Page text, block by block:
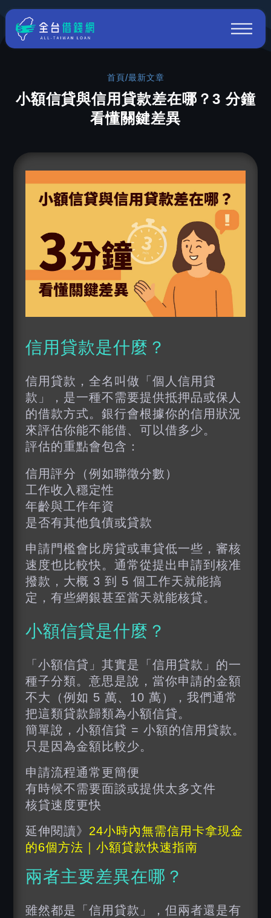
首頁/最新文章
小額信貸與信用貸款差在哪？3 分鐘
看懂關鍵差異
信用貸款是什麼？
信用貸款，全名叫做「個人信用貸
款」，是一種不需要提供抵押品或保人
的借款方式。銀行會根據你的信用狀況
來評估你能不能借、可以借多少。
評估的重點會包含：
信用評分（例如聯徵分數）
工作收入穩定性
年齡與工作年資
是否有其他負債或貸款
申請門檻會比房貸或車貸低一些，審核
速度也比較快。通常從提出申請到核准
撥款，大概 3 到 5 個工作天就能搞
定，有些網銀甚至當天就能核貸。
小額信貸是什麼？
「小額信貸」其實是「信用貸款」的一
種子分類。意思是說，當你申請的金額
不大（例如 5 萬、10 萬），我們通常
把這類貸款歸類為小額信貸。
簡單說，小額信貸 = 小額的信用貸款。
只是因為金額比較少。
申請流程通常更簡便
有時候不需要面談或提供太多文件
核貸速度更快
延伸閱讀》 24小時內無需信用卡拿現金
的6個方法｜小額貸款快速指南
兩者主要差異在哪？
雖然都是「信用貸款」，但兩者還是有